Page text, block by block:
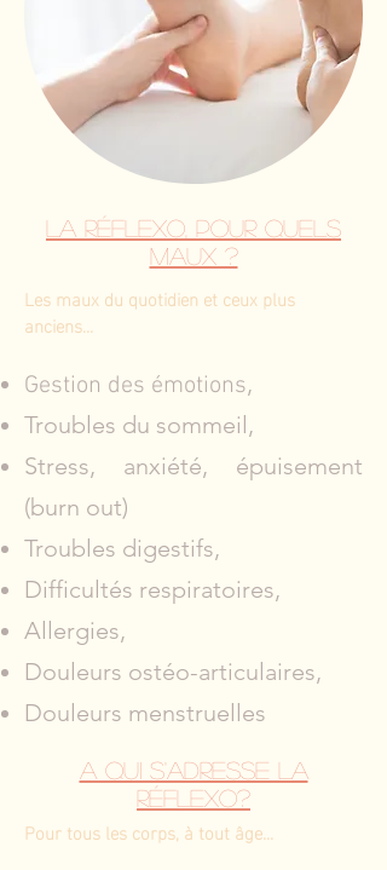
La réflexo, pour quels
maux ?
Les maux du quotidien et ceux plus
anciens...
Gestion des émotions,
Troubles du sommeil,
Stress, anxiété, épuisement
(burn out)
Troubles digestifs,
Difficultés respiratoires,
Allergies,
Douleurs ostéo-articulaires,
Douleurs menstruelles
A qui s'adresse la
réflexo?
Pour tous les corps, à tout âge...